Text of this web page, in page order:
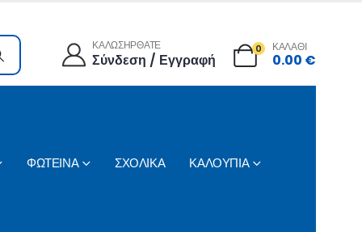
ΚΑΛΩΣΗΡΘΑΤΕ
Σύνδεση / Εγγραφή
0 ΚΑΛΑΘΙ
0.00 €
ΦΩΤΕΙΝΑ ΣΧΟΛΙΚΑ ΚΑΛΟΥΠΙΑ